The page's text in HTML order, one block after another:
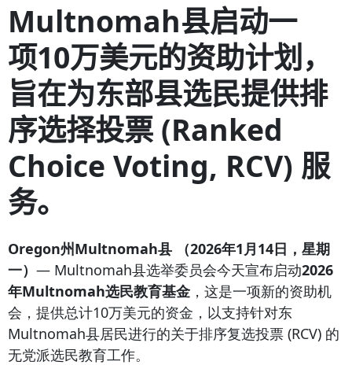
Multnomah县启动一
项10万美元的资助计划，
旨在为东部县选民提供排
序选择投票 (Ranked
Choice Voting, RCV) 服
务。
Oregon州Multnomah县 （2026年1月14日，星期
一） — Multnomah县选举委员会今天宣布启动2026
年Multnomah选民教育基金，这是一项新的资助机
会，提供总计10万美元的资金，以支持针对东
Multnomah县居民进行的关于排序复选投票 (RCV) 的
无党派选民教育工作。